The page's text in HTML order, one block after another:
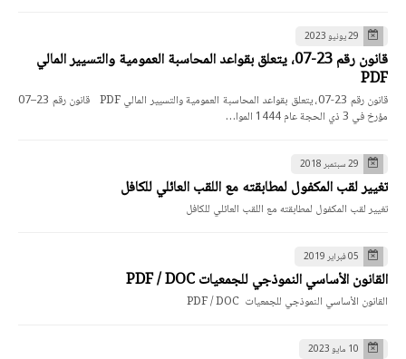
29 يونيو 2023
قانون رقم 23-07، يتعلق بقواعد المحاسبة العمومية والتسيير المالي
PDF
قانون رقم 23-07، يتعلق بقواعد المحاسبة العمومية والتسيير المالي PDF قانون رقم 23–07
مؤرخ في 3 ذي الحجة عام 1444 الموا…
29 سبتمبر 2018
تغيير لقب المكفول لمطابقته مع اللقب العائلي للكافل
تغيير لقب المكفول لمطابقته مع اللقب العائلي للكافل
05 فبراير 2019
القانون الأساسي النموذجي للجمعيات PDF / DOC
القانون الأساسي النموذجي للجمعيات PDF / DOC
10 مايو 2023